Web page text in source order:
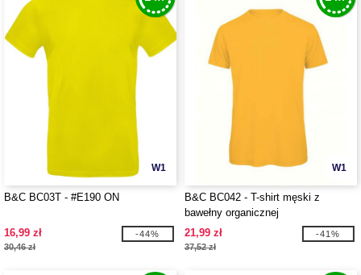
W1
B&C BC03T - #E190 ON
16,99 zł
30,46 zł
-44%
W1
B&C BC042 - T-shirt męski z
bawełny organicznej
21,99 zł
37,52 zł
-41%